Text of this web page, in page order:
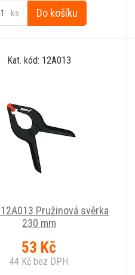
ks Do košíku
Kat. kód: 12A013
12A013 Pružinová svěrka
230 mm
53 Kč
44 Kč bez DPH